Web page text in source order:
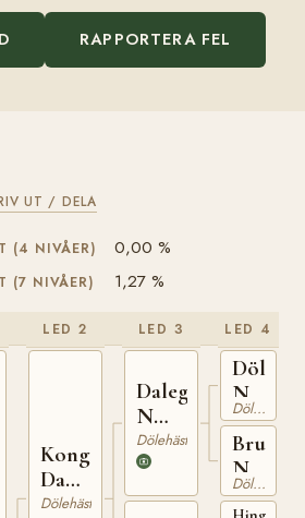
RAPPORTERA FEL
UT / DELA
(4 NIVÅER) 0,00 %
(7 NIVÅER) 1,27 %
LED 2
Kong
Dag
N
Dölehäst
LED 3
Dalegudbrand
N
446
Dölehäst
LED 4
N
169
Dölehäst
Bruna
N
111Dölehäst